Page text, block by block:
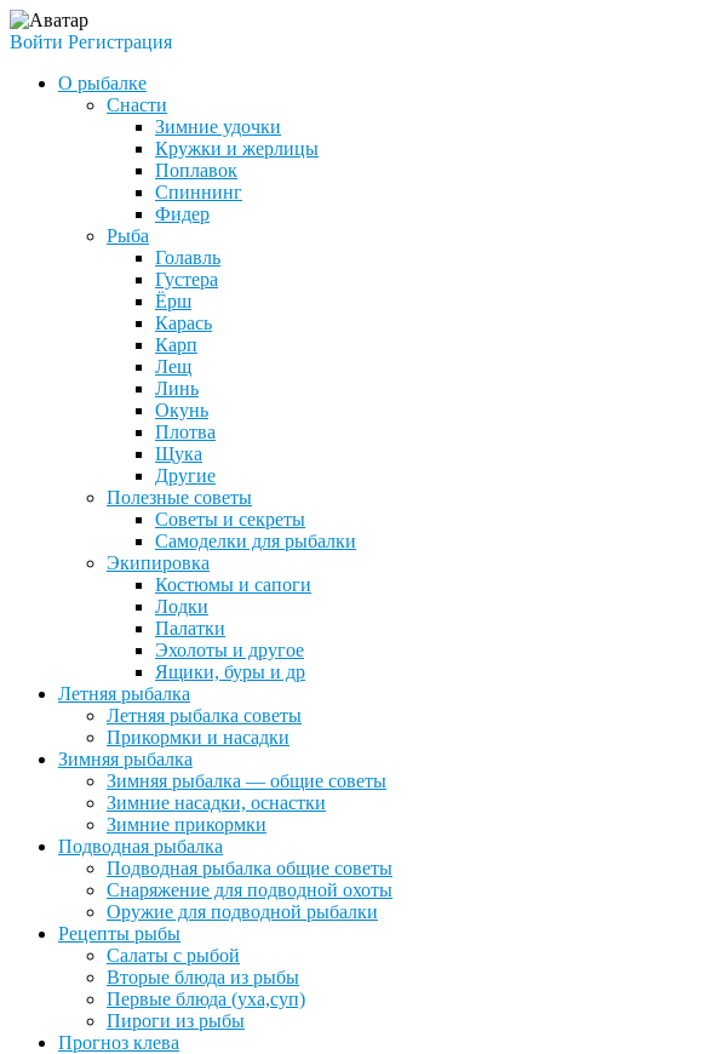
Войти Регистрация
О рыбалке
Снасти
Зимние удочки
Кружки и жерлицы
Поплавок
Спиннинг
Фидер
Рыба
Голавль
Густера
Ёрш
Карась
Карп
Лещ
Линь
Окунь
Плотва
Щука
Другие
Полезные советы
Советы и секреты
Самоделки для рыбалки
Экипировка
Костюмы и сапоги
Лодки
Палатки
Эхолоты и другое
Ящики, буры и др
Летняя рыбалка
Летняя рыбалка советы
Прикормки и насадки
Зимняя рыбалка
Зимняя рыбалка — общие советы
Зимние насадки, оснастки
Зимние прикормки
Подводная рыбалка
Подводная рыбалка общие советы
Снаряжение для подводной охоты
Оружие для подводной рыбалки
Рецепты рыбы
Салаты с рыбой
Вторые блюда из рыбы
Первые блюда (уха,суп)
Пироги из рыбы
Прогноз клева